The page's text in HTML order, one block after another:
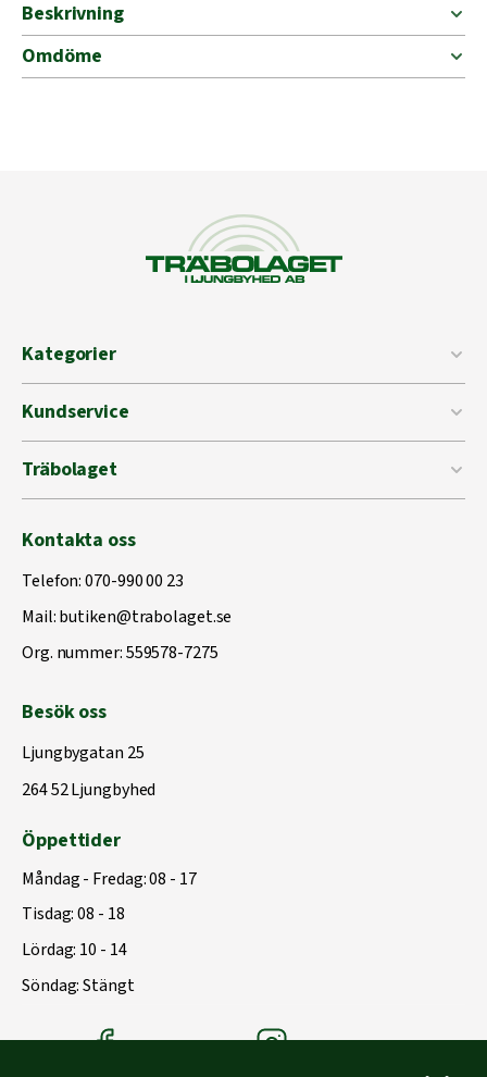
BÅREBO
Beskrivning
Omdöme
Kategorier
Kundservice
Träbolaget
Kontakta oss
Telefon:070-990 00 23
Mail:butiken@trabolaget.se
Org. nummer: 559578-7275
Besök oss
Ljungbygatan 25
264 52 Ljungbyhed
Öppettider
Måndag - Fredag: 08 - 17
Tisdag: 08 - 18
Lördag: 10 - 14
Söndag: Stängt